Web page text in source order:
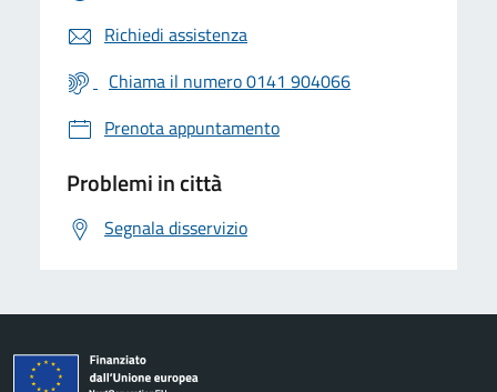
Richiedi assistenza
Chiama il numero 0141 904066
Prenota appuntamento
Problemi in città
Segnala disservizio